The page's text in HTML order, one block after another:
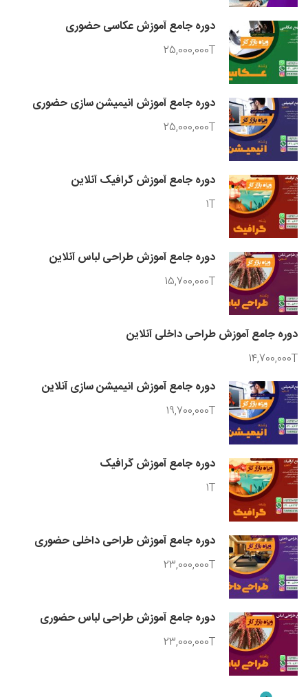
دوره جامع آموزش عکاسی حضوری
25,000,000T
دوره جامع آموزش انیمیشن سازی حضوری
25,000,000T
دوره جامع آموزش گرافیک آنلاین
1T
دوره جامع آموزش طراحی لباس آنلاین
15,700,000T
دوره جامع آموزش طراحی داخلی آنلاین
14,700,000T
دوره جامع آموزش انیمیشن سازی آنلاین
19,700,000T
دوره جامع آموزش گرافیک
1T
دوره جامع آموزش طراحی داخلی حضوری
23,000,000T
دوره جامع آموزش طراحی لباس حضوری
23,000,000T